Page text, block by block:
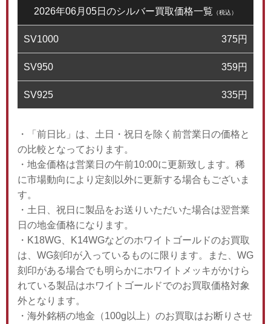
2026年06月05日のシルバー買取価格一覧 （税込）
SV1000 375円
SV950 359円
SV925 335円
・「前日比」は、土日・祝日を除く前営業日の価格と
の比較となっております。
・地金価格は営業日の午前10:00に更新致します。稀
に市場動向により定刻以外に更新する場合もございま
す。
・土日、祝日に製品をお送りいただいた場合は翌営業
日の地金価格になります。
・K18WG、K14WGなどのホワイトゴールドのお買取
は、WG刻印が入っているものに限ります。また、WG
刻印がある場合でも明らかにホワイトメッキがかけら
れている製品はホワイトゴールドでのお買取価格対象
外となります。
・海外銘柄の地金（100g以上）のお買取はお断りさせ